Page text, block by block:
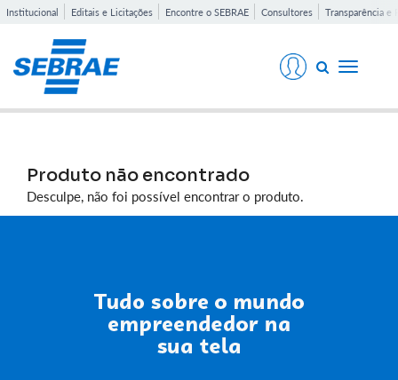
Institucional Editais e Licitações Encontre o SEBRAE Consultores Transparência e
Toggle
Produto não encontrado
Desculpe, não foi possível encontrar o produto.